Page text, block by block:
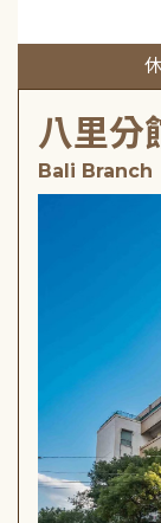
八里分
Bali Branch